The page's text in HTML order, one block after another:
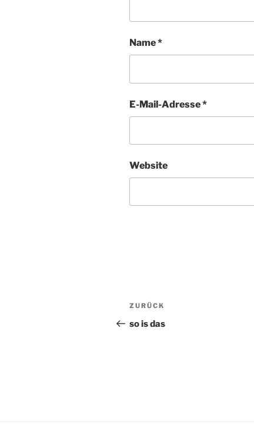
Name*
E-Mail-Adresse*
Website
Beitragsnavigation
Vorheriger
Beitrag
ZURÜCK
so is das